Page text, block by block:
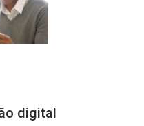
digital